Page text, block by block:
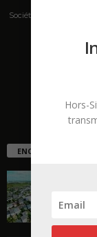
Société de presse,
ENCORE PLUS
Hors-